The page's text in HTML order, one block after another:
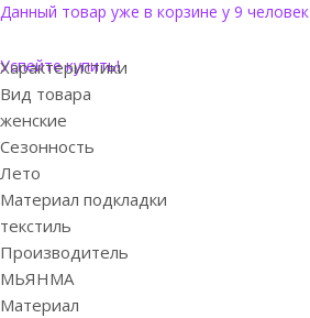
Данный товар уже в корзине у 9 человек
Успейте купить!
Характеристики
Вид товара
женские
Сезонность
Лето
Материал подкладки
текстиль
Производитель
МЬЯНМА
Материал